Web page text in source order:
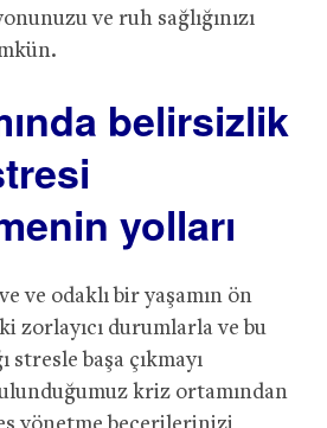
ve ruh sağlığınızı
belirsizlik
yolları
ve odaklı bir yaşamın ön
zorlayıcı durumlarla ve bu
stresle başa çıkmayı
kriz ortamından